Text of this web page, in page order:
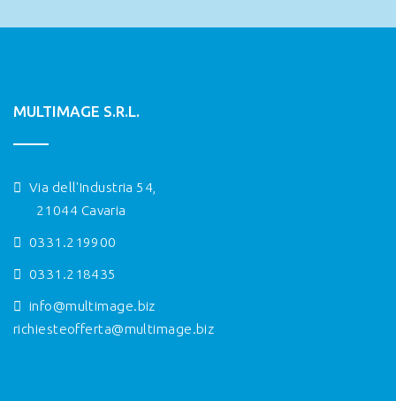
MULTIMAGE S.R.L.
Via dell'Industria 54,
21044 Cavaria
0331.219900
0331.218435
info@multimage.biz
richiesteofferta@multimage.biz